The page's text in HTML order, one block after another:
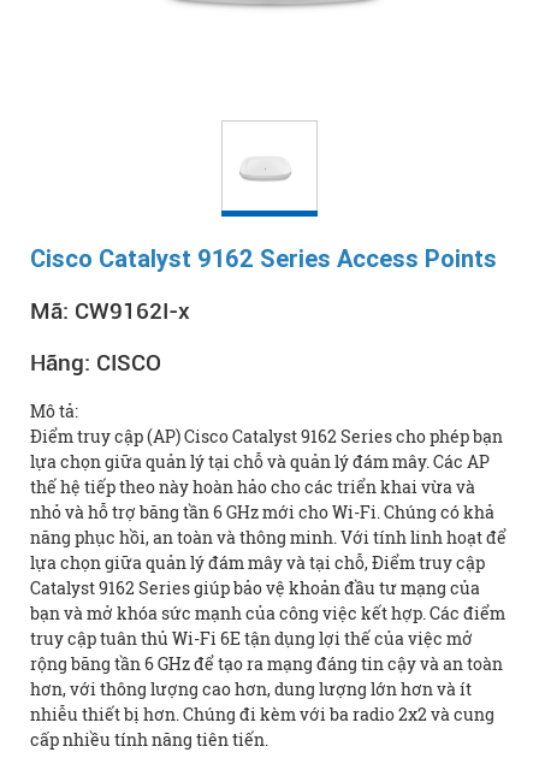
Cisco Catalyst 9162 Series Access Points
Mã: CW9162I-x
Hãng: CISCO
Mô tả:
Điểm truy cập (AP) Cisco Catalyst 9162 Series cho phép bạn
lựa chọn giữa quản lý tại chỗ và quản lý đám mây. Các AP
thế hệ tiếp theo này hoàn hảo cho các triển khai vừa và
nhỏ và hỗ trợ băng tần 6 GHz mới cho Wi-Fi. Chúng có khả
năng phục hồi, an toàn và thông minh. Với tính linh hoạt để
lựa chọn giữa quản lý đám mây và tại chỗ, Điểm truy cập
Catalyst 9162 Series giúp bảo vệ khoản đầu tư mạng của
bạn và mở khóa sức mạnh của công việc kết hợp. Các điểm
truy cập tuân thủ Wi-Fi 6E tận dụng lợi thế của việc mở
rộng băng tần 6 GHz để tạo ra mạng đáng tin cậy và an toàn
hơn, với thông lượng cao hơn, dung lượng lớn hơn và ít
nhiễu thiết bị hơn. Chúng đi kèm với ba radio 2x2 và cung
cấp nhiều tính năng tiên tiến.